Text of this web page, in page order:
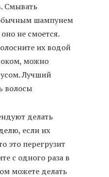
Смывать
шампунем
не смоется.
их водой
можно
Лучший
волосы
делать
если их
это перегрузит
с одного раза в
можете делать